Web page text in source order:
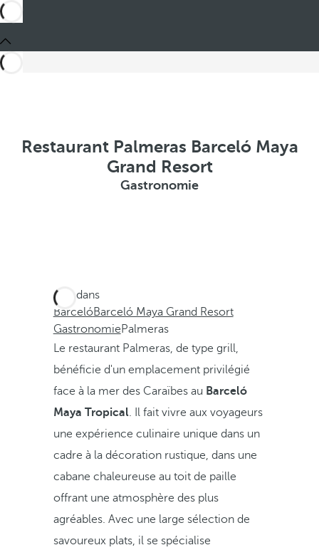
Restaurant Palmeras Barceló Maya
Grand Resort
Gastronomie
Ces dans
BarcelóBarceló Maya Grand Resort
GastronomiePalmeras
Le restaurant Palmeras, de type grill,
bénéficie d'un emplacement privilégié
face à la mer des Caraïbes au Barceló
Maya Tropical. Il fait vivre aux voyageurs
une expérience culinaire unique dans un
cadre à la décoration rustique, dans une
cabane chaleureuse au toit de paille
offrant une atmosphère des plus
agréables. Avec une large sélection de
savoureux plats, il se spécialise